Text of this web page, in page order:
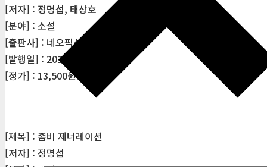
[저자] : 정명섭, 태상호
[분야] : 소설
[출판사] : 네오픽션
[발행일] : 2011-08-06
[정가] : 13,500원
[제목] : 좀비 제너레이션
[저자] : 정명섭